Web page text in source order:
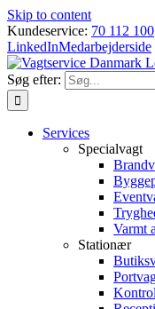
Skip to content
Kundeservice: 70 112 100
LinkedInMedarbejderside
Søg efter:
Services
Specialvagt
Varmt
Stationær